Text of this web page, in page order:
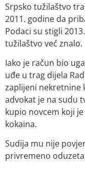
Srpsko tužilaštvo
2011. godine da
Podaci su stigli
tužilaštvo već znalo.
Iako je račun bio
uđe u trag dijela
zaplijeni nekretnine
advokat je na sudu
kupio novcem koji
kokaina.
Sudija mu nije
privremeno